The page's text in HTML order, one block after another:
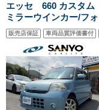
エッセ 660 カスタム
ミラーウインカー/フ
販売店保証 車両品質評価書付